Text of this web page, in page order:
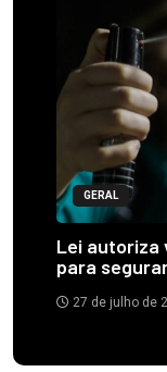
GERAL
Lei autoriza
para
27 de julho de